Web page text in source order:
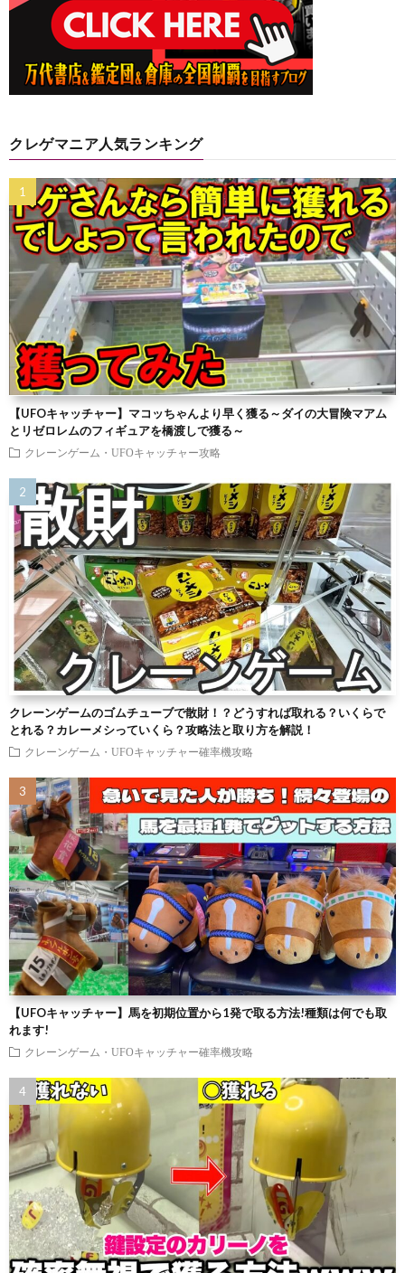
クレゲマニア人気ランキング
【UFOキャッチャー】マコッちゃんより早く獲る～ダイの大冒険マアム
とリゼロレムのフィギュアを橋渡しで獲る～
クレーンゲーム・UFOキャッチャー攻略
クレーンゲームのゴムチューブで散財！？どうすれば取れる？いくらで
とれる？カレーメシっていくら？攻略法と取り方を解説！
クレーンゲーム・UFOキャッチャー確率機攻略
【UFOキャッチャー】馬を初期位置から1発で取る方法!種類は何でも取
れます!
クレーンゲーム・UFOキャッチャー確率機攻略